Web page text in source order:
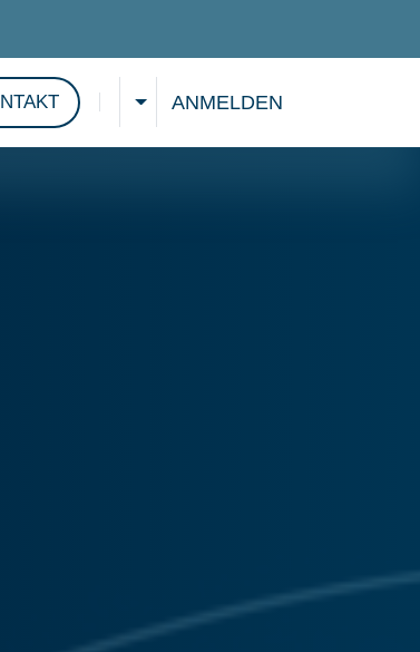
Suche anzeigen
WÄHLEN SIE EINE SPRACHE
ANMELDEN